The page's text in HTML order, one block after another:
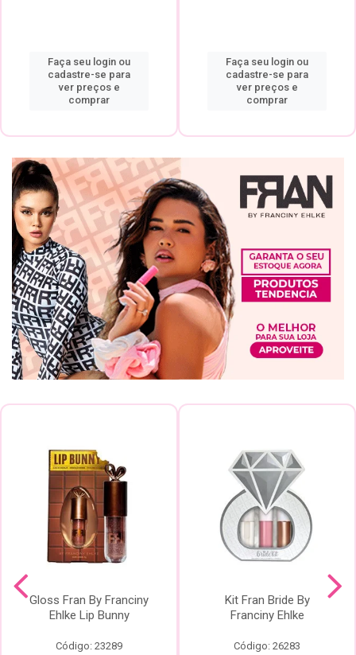
Faça seu login ou
cadastre-se para
ver preços e
comprar
Faça seu login ou
cadastre-se para
ver preços e
comprar
Gloss Fran By Franciny
Ehlke Lip Bunny
Código: 23289
Kit Fran Bride By
Franciny Ehlke
Código: 26283